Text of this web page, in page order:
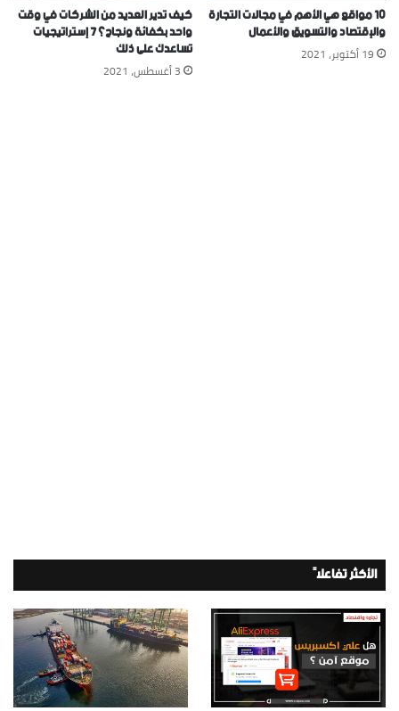
10 مواقع هي الأهم في مجالات التجارة
والإقتصاد والتسويق والأعمال
19 أكتوبر، 2021
كيف تدير العديد من الشركات في وقت
واحد بكفائة ونجاح؟ ٧ إستراتيجيات
تساعدك على ذلك
3 أغسطس، 2021
الأكثر تفاعلاً